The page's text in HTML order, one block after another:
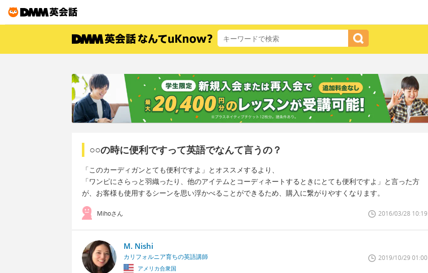
○○の時に便利ですって英語でなんて言うの？
「このカーディガンとても便利ですよ」とオススメするより、
「ワンピにさらっと羽織ったり、他のアイテムとコーディネートするときにとても便利ですよ」と言った方
が、お客様も使用するシーンを思い浮かべることができるため、購入に繋がりやすくなります。
Mihoさん 2016/03/28 10:19
M. Nishi
カリフォルニア育ちの英語講師
アメリカ合衆国
2019/10/29 01:00